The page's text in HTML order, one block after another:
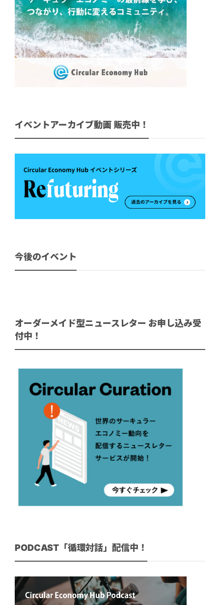
イベントアーカイブ動画 販売中！
今後のイベント
オーダーメイド型ニュースレター お申し込み受
付中！
PODCAST「循環対話」配信中！